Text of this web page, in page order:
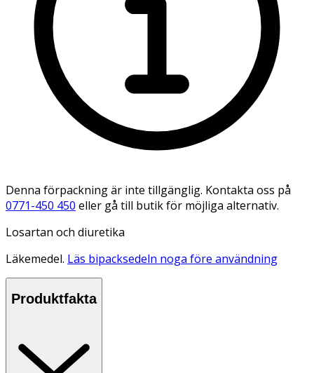
Denna förpackning är inte tillgänglig. Kontakta oss på
0771-450 450 eller gå till butik för möjliga alternativ.
Losartan och diuretika
Läkemedel. Läs bipacksedeln noga före användning
Produktfakta